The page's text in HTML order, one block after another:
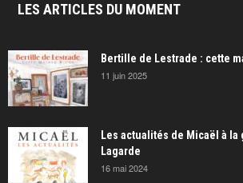
LES ARTICLES DU MOMENT
Bertille de Lestrade : cette
11 juin 2025
Les actualités de Micaël à la
Lagarde
16 mai 2024